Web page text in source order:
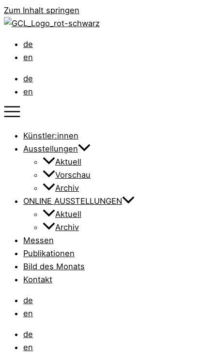
Zum Inhalt springen
de
en
de
en
Künstler:innen
Ausstellungen
Aktuell
Vorschau
Archiv
ONLINE AUSSTELLUNGEN
Aktuell
Archiv
Messen
Publikationen
Bild des Monats
Kontakt
de
en
de
en